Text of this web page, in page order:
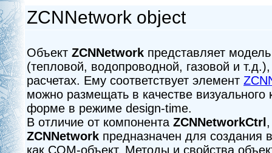
ZCNNetwork object
Объект ZCNNetwork представляет
(тепловой, водопроводной, газовой и
расчетах. Ему соответствует элемент
можно размещать в качестве визуального
форме в режиме design-time.
В отличие от компонента ZCNNetworkCtrl
ZCNNetwork предназначен для создания
как COM-объект. Методы и свойства